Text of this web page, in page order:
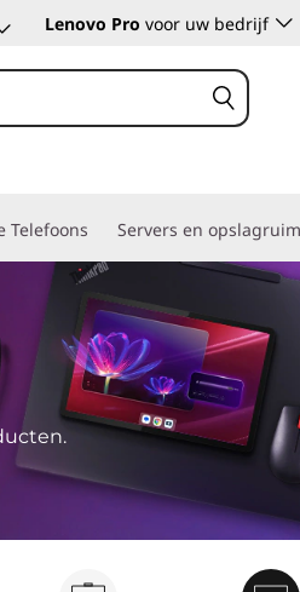
Lenovo Pro voor uw bedrijf
Telefoons Servers en